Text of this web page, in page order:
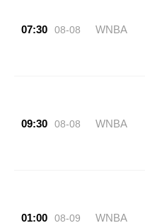
07:30 08-08 WNBA
09:30 08-08 WNBA
01:00 08-09 WNBA